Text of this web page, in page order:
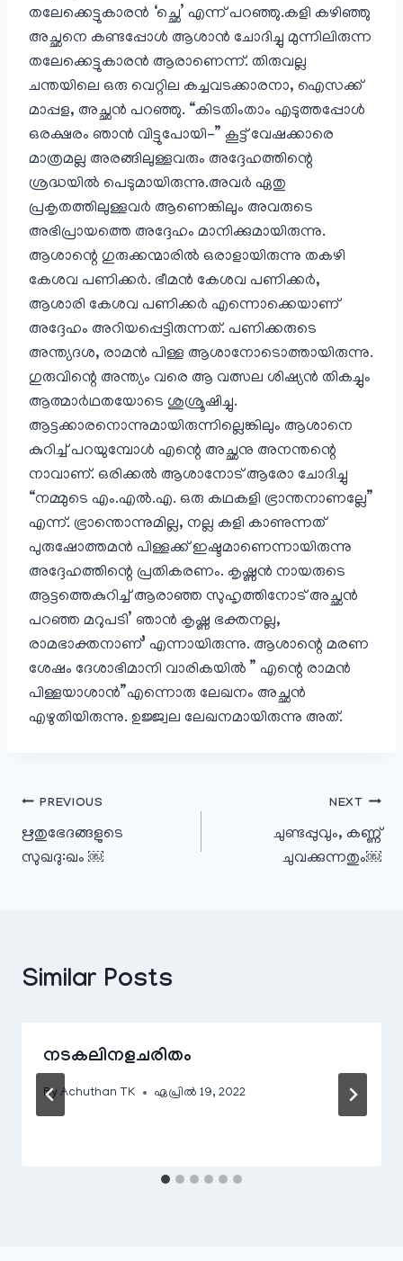
തലേക്കെട്ടുകാരന്‍ ‘ച്ഛെ’ എന്ന് പറഞ്ഞു.കളി കഴിഞ്ഞു
അച്ഛനെ കണ്ടപ്പോള്‍ ആശാന്‍ ചോദിച്ചു മുന്നിലിരുന്ന
തലേക്കെട്ടുകാരന്‍ ആരാണെന്ന്. തിരുവല്ല
ചന്തയിലെ ഒരു വെറ്റില കച്ചവടക്കാരനാ, ഐസക്ക്
മാപ്പള, അച്ഛന്‍ പറഞ്ഞു. “കിടതിംതാം എടുത്തപ്പോള്‍
ഒരക്ഷരം ഞാന്‍ വിട്ടുപോയി-” കൂട്ട് വേഷക്കാരെ
മാത്രമല്ല അരങ്ങിലുള്ളവരും അദ്ദേഹത്തിന്റെ
ശ്രദ്ധയില്‍ പെടുമായിരുന്നു.അവര്‍ ഏതു
പ്രകൃതത്തിലുള്ളവര്‍ ആണെങ്കിലും അവരുടെ
അഭിപ്രായത്തെ അദ്ദേഹം മാനിക്കുമായിരുന്നു.
ആശാന്റെ ഗുരുക്കന്മാരില്‍ ഒരാളായിരുന്നു തകഴി
കേശവ പണിക്കര്‍. ഭീമന്‍ കേശവ പണിക്കര്‍,
ആശാരി കേശവ പണിക്കര്‍ എന്നൊക്കെയാണ്
അദ്ദേഹം അറിയപ്പെട്ടിരുന്നത്. പണിക്കരുടെ
അന്ത്യദശ, രാമന്‍ പിള്ള ആശാനോടൊത്തായിരുന്നു.
ഗുരുവിന്റെ അന്ത്യം വരെ ആ വത്സല ശിഷ്യന്‍ തികച്ചും
ആത്മാര്‍ഥതയോടെ ശുശ്രൂഷിച്ചു.
ആട്ടക്കാരനൊന്നുമായിരുന്നില്ലെങ്കിലും ആശാനെ
കുറിച്ച് പറയുമ്പോള്‍ എന്റെ അച്ഛനു അനന്തന്റെ
നാവാണ്. ഒരിക്കല്‍ ആശാനോട് ആരോ ചോദിച്ചു
“നമ്മുടെ എം.എല്‍.എ. ഒരു കഥകളി ഭ്രാന്തനാണല്ലേ”
എന്ന്. ഭ്രാന്തൊന്നുമില്ല, നല്ല കളി കാണുന്നത്
പുരുഷോത്തമന്‍ പിള്ളക്ക് ഇഷ്ടമാണെന്നായിരുന്നു
അദ്ദേഹത്തിന്റെ പ്രതികരണം. കൃഷ്ണന്‍ നായരുടെ
ആട്ടത്തെകുറിച്ച് ആരാഞ്ഞ സുഹൃത്തിനോട്‌ അച്ഛന്‍
പറഞ്ഞ മറുപടി’ ഞാന്‍ കൃഷ്ണ ഭക്തനല്ല,
രാമഭാക്തനാണ്’ എന്നായിരുന്നു. ആശാന്റെ മരണ
ശേഷം ദേശാഭിമാനി വാരികയില്‍ ” എന്റെ രാമന്‍
പിള്ളയാശാന്‍”എന്നൊരു ലേഖനം അച്ഛന്‍
എഴുതിയിരുന്നു. ഉജ്ജ്വല ലേഖനമായിരുന്നു അത്.
പോസ്റ്റുകളിലൂടെ
PREVIOUS
ഋതുഭേദങ്ങളുടെ
സുഖദു:ഖം ￼
NEXT
ചുണ്ടപ്പുവും, കണ്ണ്
ചുവക്കുന്നതും￼
Similar Posts
നടകലിനളചരിതം
By Achuthan TK ഏപ്രിൽ 19, 2022